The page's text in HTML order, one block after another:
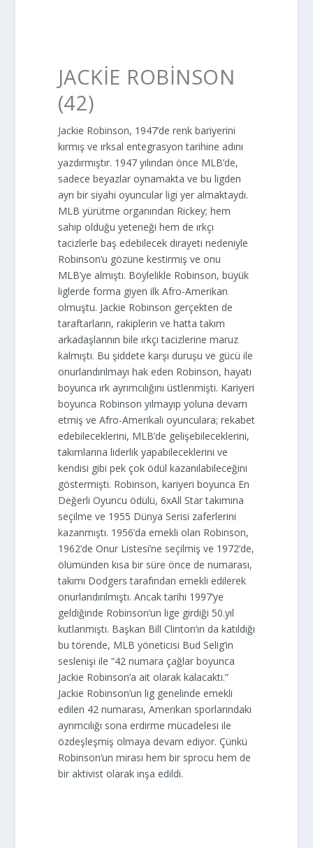
JACKIE ROBINSON
(42)
Jackie Robinson, 1947’de renk bariyerini
kırmış ve ırksal entegrasyon tarihine adını
yazdırmıştır. 1947 yılından önce MLB’de,
sadece beyazlar oynamakta ve bu ligden
ayrı bir siyahi oyuncular ligi yer almaktaydı.
MLB yürütme organından Rickey; hem
sahip olduğu yeteneği hem de ırkçı
tacizlerle baş edebilecek dirayeti nedeniyle
Robinson’u gözüne kestirmiş ve onu
MLB’ye almıştı. Böylelikle Robinson, büyük
liglerde forma giyen ilk Afro-Amerikan
olmuştu. Jackie Robinson gerçekten de
taraftarların, rakiplerin ve hatta takım
arkadaşlarının bile ırkçı tacizlerine maruz
kalmıştı. Bu şiddete karşı duruşu ve gücü ile
onurlandırılmayı hak eden Robinson, hayatı
boyunca ırk ayrımcılığını üstlenmişti. Kariyeri
boyunca Robinson yılmayıp yoluna devam
etmiş ve Afro-Amerikalı oyunculara; rekabet
edebileceklerini, MLB’de gelişebileceklerini,
takımlarına liderlik yapabileceklerini ve
kendisi gibi pek çok ödül kazanılabileceğini
göstermişti. Robinson, kariyeri boyunca En
Değerli Oyuncu ödülü, 6xAll Star takımına
seçilme ve 1955 Dünya Serisi zaferlerini
kazanmıştı. 1956’da emekli olan Robinson,
1962’de Onur Listesi’ne seçilmiş ve 1972’de,
ölümünden kısa bir süre önce de numarası,
takımı Dodgers tarafından emekli edilerek
onurlandırılmıştı. Ancak tarihi 1997’ye
geldiğinde Robinson’un lige girdiği 50.yıl
kutlanmıştı. Başkan Bill Clinton’ın da katıldığı
bu törende, MLB yöneticisi Bud Selig’in
seslenişi ile “42 numara çağlar boyunca
Jackie Robinson’a ait olarak kalacaktı.”
Jackie Robinson’un lig genelinde emekli
edilen 42 numarası, Amerikan sporlarındaki
ayrımcılığı sona erdirme mücadelesi ile
özdeşleşmiş olmaya devam ediyor. Çünkü
Robinson’un mirası hem bir sprocu hem de
bir aktivist olarak inşa edildi.